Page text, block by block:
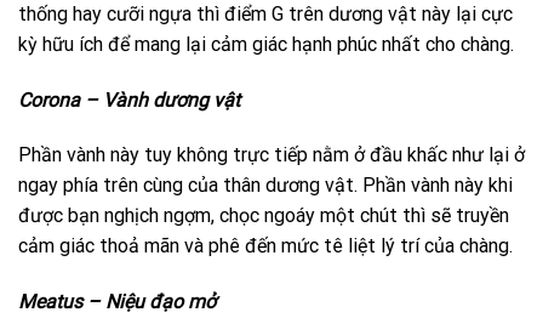
thống hay cưỡi ngựa thì điểm G trên dương vật này lại cực
kỳ hữu ích để mang lại cảm giác hạnh phúc nhất cho chàng.
Corona – Vành dương vật
Phần vành này tuy không trực tiếp nằm ở đầu khấc như lại ở
ngay phía trên cùng của thân dương vật. Phần vành này khi
được bạn nghịch ngợm, chọc ngoáy một chút thì sẽ truyền
cảm giác thoả mãn và phê đến mức tê liệt lý trí của chàng.
Meatus – Niệu đạo mở